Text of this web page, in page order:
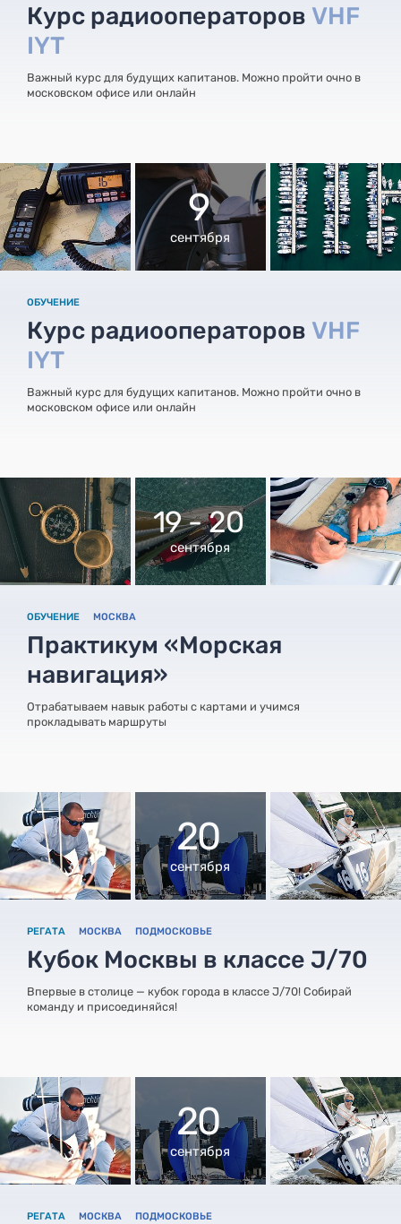
Курс радиооператоров VHF
IYT
Важный курс для будущих капитанов. Можно пройти очно в
московском офисе или онлайн
9
сентября
ОБУЧЕНИЕ
Курс радиооператоров VHF
IYT
Важный курс для будущих капитанов. Можно пройти очно в
московском офисе или онлайн
19 - 20
сентября
ОБУЧЕНИЕ МОСКВА
Практикум «Морская
навигация»
Отрабатываем навык работы с картами и учимся
прокладывать маршруты
20
сентября
РЕГАТА МОСКВА ПОДМОСКОВЬЕ
Кубок Москвы в классе J/70
Впервые в столице — кубок города в классе J/70! Собирай
команду и присоединяйся!
20
сентября
РЕГАТА МОСКВА ПОДМОСКОВЬЕ